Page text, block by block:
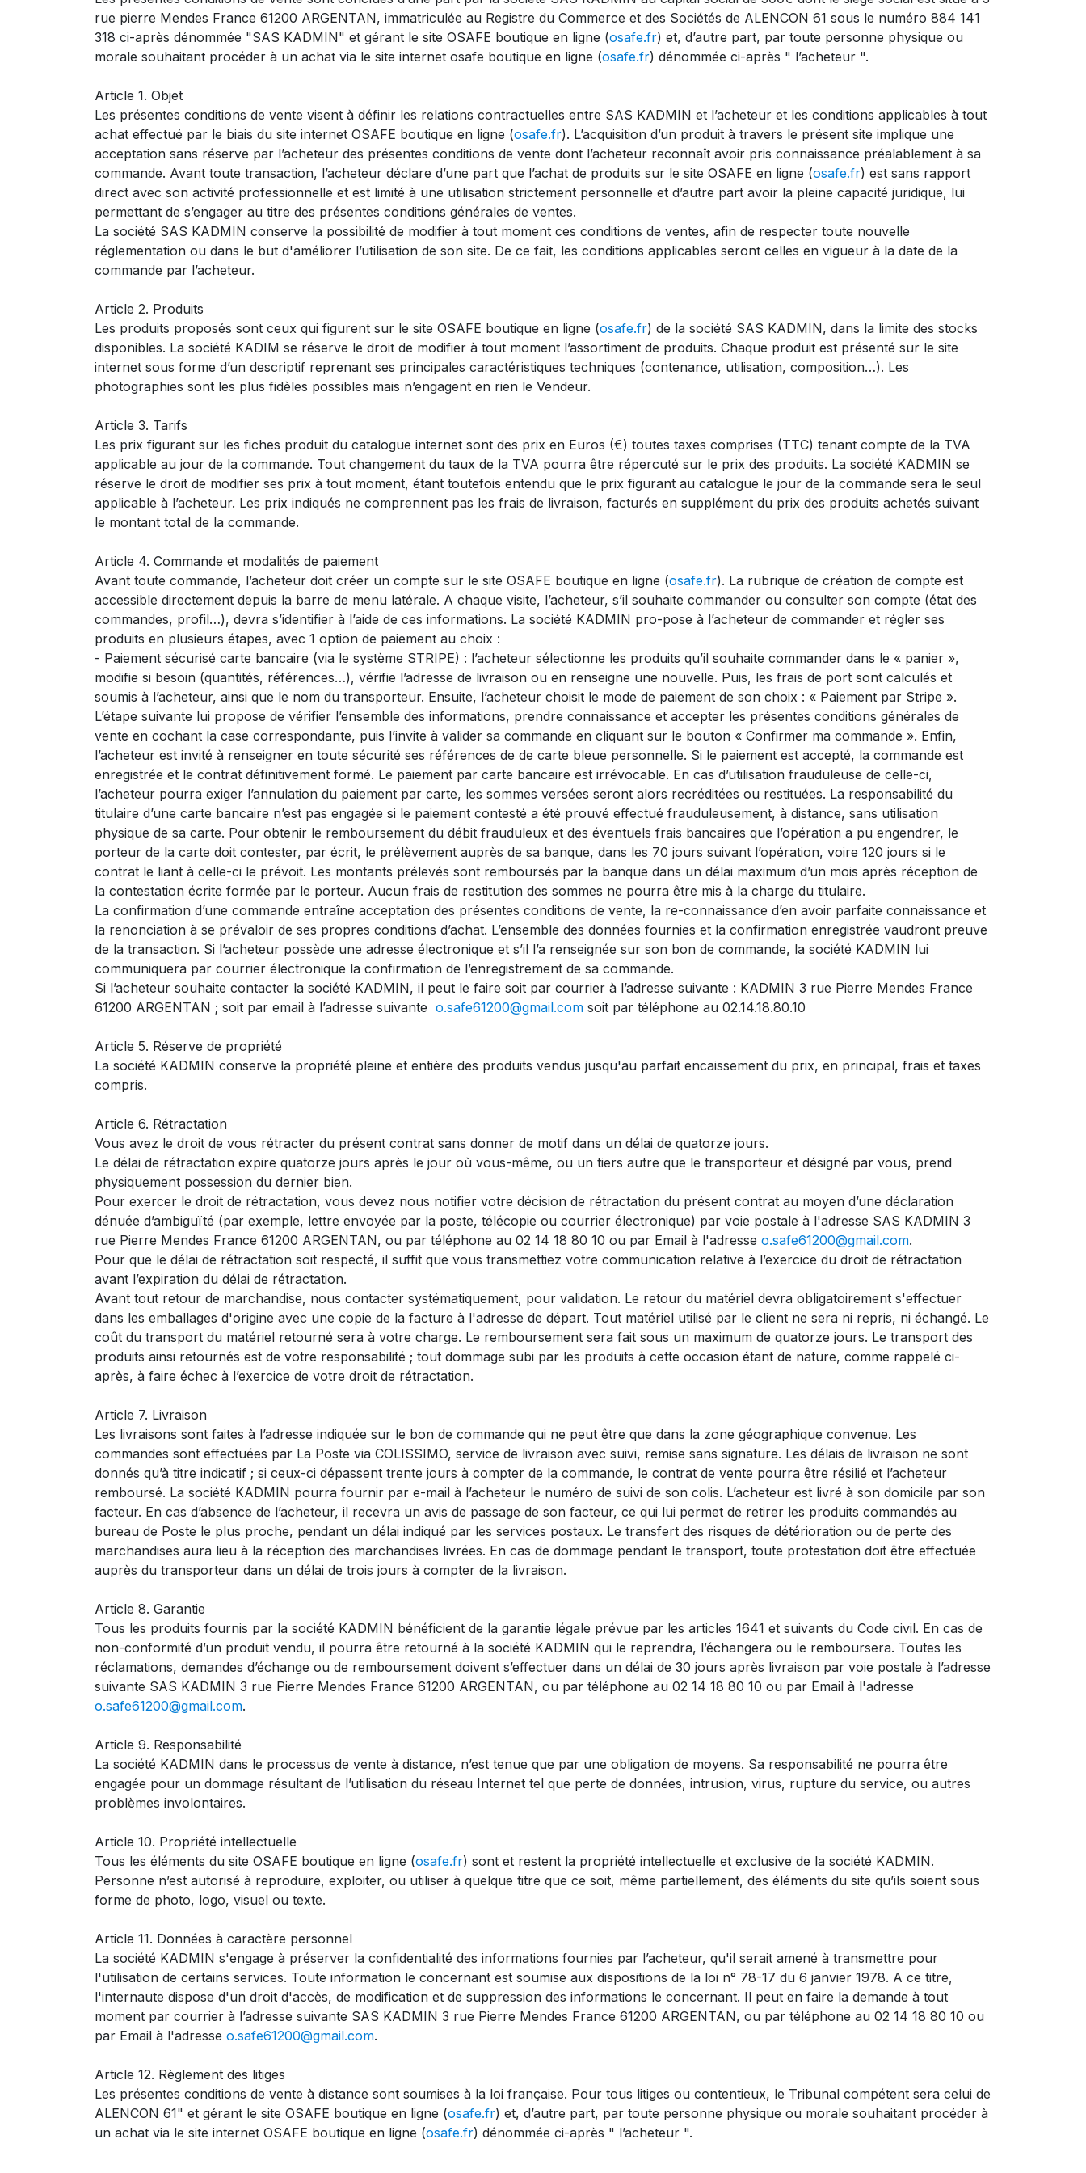
rue pierre Mendes France 61200 ARGENTAN, immatriculée au Registre du Commerce et des Sociétés de ALENCON 61 sous le numéro 884 141
318 ci-après dénommée "SAS KADMIN" et gérant le site OSAFE boutique en ligne (osafe.fr) et, d’autre part, par toute personne physique ou
morale souhaitant procéder à un achat via le site internet osafe boutique en ligne (osafe.fr) dénommée ci-après " l’acheteur ".
Article 1. Objet
Les présentes conditions de vente visent à définir les relations contractuelles entre SAS KADMIN et l’acheteur et les conditions applicables à tout
achat effectué par le biais du site internet OSAFE boutique en ligne (osafe.fr). L’acquisition d’un produit à travers le présent site implique une
acceptation sans réserve par l’acheteur des présentes conditions de vente dont l’acheteur reconnaît avoir pris connaissance préalablement à sa
commande. Avant toute transaction, l’acheteur déclare d’une part que l’achat de produits sur le site OSAFE en ligne (osafe.fr) est sans rapport
direct avec son activité professionnelle et est limité à une utilisation strictement personnelle et d’autre part avoir la pleine capacité juridique, lui
permettant de s’engager au titre des présentes conditions générales de ventes.
La société SAS KADMIN conserve la possibilité de modifier à tout moment ces conditions de ventes, afin de respecter toute nouvelle
réglementation ou dans le but d'améliorer l’utilisation de son site. De ce fait, les conditions applicables seront celles en vigueur à la date de la
commande par l’acheteur.
Article 2. Produits
Les produits proposés sont ceux qui figurent sur le site OSAFE boutique en ligne (osafe.fr) de la société SAS KADMIN, dans la limite des stocks
disponibles. La société KADIM se réserve le droit de modifier à tout moment l’assortiment de produits. Chaque produit est présenté sur le site
internet sous forme d’un descriptif reprenant ses principales caractéristiques techniques (contenance, utilisation, composition…). Les
photographies sont les plus fidèles possibles mais n’engagent en rien le Vendeur.
Article 3. Tarifs
Les prix figurant sur les fiches produit du catalogue internet sont des prix en Euros (€) toutes taxes comprises (TTC) tenant compte de la TVA
applicable au jour de la commande. Tout changement du taux de la TVA pourra être répercuté sur le prix des produits. La société KADMIN se
réserve le droit de modifier ses prix à tout moment, étant toutefois entendu que le prix figurant au catalogue le jour de la commande sera le seul
applicable à l’acheteur. Les prix indiqués ne comprennent pas les frais de livraison, facturés en supplément du prix des produits achetés suivant
le montant total de la commande.
Article 4. Commande et modalités de paiement
Avant toute commande, l’acheteur doit créer un compte sur le site OSAFE boutique en ligne (osafe.fr). La rubrique de création de compte est
accessible directement depuis la barre de menu latérale. A chaque visite, l’acheteur, s’il souhaite commander ou consulter son compte (état des
commandes, profil…), devra s’identifier à l’aide de ces informations. La société KADMIN pro-pose à l’acheteur de commander et régler ses
produits en plusieurs étapes, avec 1 option de paiement au choix :
- Paiement sécurisé carte bancaire (via le système STRIPE) : l’acheteur sélectionne les produits qu’il souhaite commander dans le « panier »,
modifie si besoin (quantités, références…), vérifie l’adresse de livraison ou en renseigne une nouvelle. Puis, les frais de port sont calculés et
soumis à l’acheteur, ainsi que le nom du transporteur. Ensuite, l’acheteur choisit le mode de paiement de son choix : « Paiement par Stripe ».
L’étape suivante lui propose de vérifier l’ensemble des informations, prendre connaissance et accepter les présentes conditions générales de
vente en cochant la case correspondante, puis l’invite à valider sa commande en cliquant sur le bouton « Confirmer ma commande ». Enfin,
l’acheteur est invité à renseigner en toute sécurité ses références de de carte bleue personnelle. Si le paiement est accepté, la commande est
enregistrée et le contrat définitivement formé. Le paiement par carte bancaire est irrévocable. En cas d’utilisation frauduleuse de celle-ci,
l’acheteur pourra exiger l’annulation du paiement par carte, les sommes versées seront alors recréditées ou restituées. La responsabilité du
titulaire d’une carte bancaire n’est pas engagée si le paiement contesté a été prouvé effectué frauduleusement, à distance, sans utilisation
physique de sa carte. Pour obtenir le remboursement du débit frauduleux et des éventuels frais bancaires que l’opération a pu engendrer, le
porteur de la carte doit contester, par écrit, le prélèvement auprès de sa banque, dans les 70 jours suivant l’opération, voire 120 jours si le
contrat le liant à celle-ci le prévoit. Les montants prélevés sont remboursés par la banque dans un délai maximum d’un mois après réception de
la contestation écrite formée par le porteur. Aucun frais de restitution des sommes ne pourra être mis à la charge du titulaire.
La confirmation d’une commande entraîne acceptation des présentes conditions de vente, la re-connaissance d’en avoir parfaite connaissance et
la renonciation à se prévaloir de ses propres conditions d’achat. L’ensemble des données fournies et la confirmation enregistrée vaudront preuve
de la transaction. Si l’acheteur possède une adresse électronique et s’il l’a renseignée sur son bon de commande, la société KADMIN lui
communiquera par courrier électronique la confirmation de l’enregistrement de sa commande.
Si l’acheteur souhaite contacter la société KADMIN, il peut le faire soit par courrier à l’adresse suivante : KADMIN 3 rue Pierre Mendes France
61200 ARGENTAN ; soit par email à l’adresse suivante o.safe61200@gmail.com soit par téléphone au 02.14.18.80.10
Article 5. Réserve de propriété
La société KADMIN conserve la propriété pleine et entière des produits vendus jusqu'au parfait encaissement du prix, en principal, frais et taxes
compris.
Article 6. Rétractation
Vous avez le droit de vous rétracter du présent contrat sans donner de motif dans un délai de quatorze jours.
Le délai de rétractation expire quatorze jours après le jour où vous-même, ou un tiers autre que le transporteur et désigné par vous, prend
physiquement possession du dernier bien.
Pour exercer le droit de rétractation, vous devez nous notifier votre décision de rétractation du présent contrat au moyen d’une déclaration
dénuée d’ambiguïté (par exemple, lettre envoyée par la poste, télécopie ou courrier électronique) par voie postale à l'adresse SAS KADMIN 3
rue Pierre Mendes France 61200 ARGENTAN, ou par téléphone au 02 14 18 80 10 ou par Email à l'adresse o.safe61200@gmail.com.
Pour que le délai de rétractation soit respecté, il suffit que vous transmettiez votre communication relative à l’exercice du droit de rétractation
avant l’expiration du délai de rétractation.
Avant tout retour de marchandise, nous contacter systématiquement, pour validation. Le retour du matériel devra obligatoirement s'effectuer
dans les emballages d'origine avec une copie de la facture à l'adresse de départ. Tout matériel utilisé par le client ne sera ni repris, ni échangé. Le
coût du transport du matériel retourné sera à votre charge. Le remboursement sera fait sous un maximum de quatorze jours. Le transport des
produits ainsi retournés est de votre responsabilité ; tout dommage subi par les produits à cette occasion étant de nature, comme rappelé ci-
après, à faire échec à l’exercice de votre droit de rétractation.
Article 7. Livraison
Les livraisons sont faites à l’adresse indiquée sur le bon de commande qui ne peut être que dans la zone géographique convenue. Les
commandes sont effectuées par La Poste via COLISSIMO, service de livraison avec suivi, remise sans signature. Les délais de livraison ne sont
donnés qu’à titre indicatif ; si ceux-ci dépassent trente jours à compter de la commande, le contrat de vente pourra être résilié et l’acheteur
remboursé. La société KADMIN pourra fournir par e-mail à l’acheteur le numéro de suivi de son colis. L’acheteur est livré à son domicile par son
facteur. En cas d’absence de l’acheteur, il recevra un avis de passage de son facteur, ce qui lui permet de retirer les produits commandés au
bureau de Poste le plus proche, pendant un délai indiqué par les services postaux. Le transfert des risques de détérioration ou de perte des
marchandises aura lieu à la réception des marchandises livrées. En cas de dommage pendant le transport, toute protestation doit être effectuée
auprès du transporteur dans un délai de trois jours à compter de la livraison.
Article 8. Garantie
Tous les produits fournis par la société KADMIN bénéficient de la garantie légale prévue par les articles 1641 et suivants du Code civil. En cas de
non-conformité d’un produit vendu, il pourra être retourné à la société KADMIN qui le reprendra, l’échangera ou le remboursera. Toutes les
réclamations, demandes d’échange ou de remboursement doivent s’effectuer dans un délai de 30 jours après livraison par voie postale à l’adresse
suivante SAS KADMIN 3 rue Pierre Mendes France 61200 ARGENTAN, ou par téléphone au 02 14 18 80 10 ou par Email à l'adresse
o.safe61200@gmail.com.
Article 9. Responsabilité
La société KADMIN dans le processus de vente à distance, n’est tenue que par une obligation de moyens. Sa responsabilité ne pourra être
engagée pour un dommage résultant de l’utilisation du réseau Internet tel que perte de données, intrusion, virus, rupture du service, ou autres
problèmes involontaires.
Article 10. Propriété intellectuelle
Tous les éléments du site OSAFE boutique en ligne (osafe.fr) sont et restent la propriété intellectuelle et exclusive de la société KADMIN.
Personne n’est autorisé à reproduire, exploiter, ou utiliser à quelque titre que ce soit, même partiellement, des éléments du site qu’ils soient sous
forme de photo, logo, visuel ou texte.
Article 11. Données à caractère personnel
La société KADMIN s'engage à préserver la confidentialité des informations fournies par l’acheteur, qu'il serait amené à transmettre pour
l'utilisation de certains services. Toute information le concernant est soumise aux dispositions de la loi n° 78-17 du 6 janvier 1978. A ce titre,
l'internaute dispose d'un droit d'accès, de modification et de suppression des informations le concernant. Il peut en faire la demande à tout
moment par courrier à l’adresse suivante SAS KADMIN 3 rue Pierre Mendes France 61200 ARGENTAN, ou par téléphone au 02 14 18 80 10 ou
par Email à l'adresse o.safe61200@gmail.com.
Article 12. Règlement des litiges
Les présentes conditions de vente à distance sont soumises à la loi française. Pour tous litiges ou contentieux, le Tribunal compétent sera celui de
ALENCON 61" et gérant le site OSAFE boutique en ligne (osafe.fr) et, d’autre part, par toute personne physique ou morale souhaitant procéder à
un achat via le site internet OSAFE boutique en ligne (osafe.fr) dénommée ci-après " l’acheteur ".